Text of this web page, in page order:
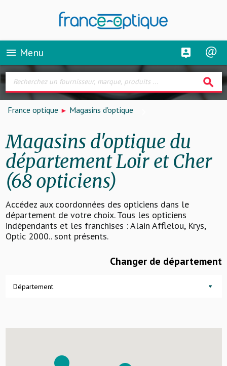
menu Menu
search
France optique Magasins d'optique
Magasins d'optique du
département Loir et Cher
(68 opticiens)
Accédez aux coordonnées des opticiens dans le
département de votre choix. Tous les opticiens
indépendants et les franchises : Alain Afflelou, Krys,
Optic 2000.. sont présents.
Changer de département
Département